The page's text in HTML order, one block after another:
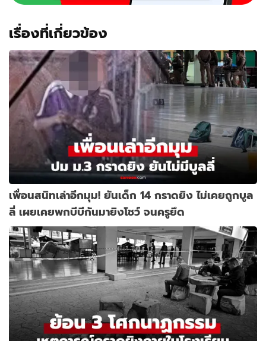
เรื่องที่เกี่ยวข้อง
เพื่อนสนิทเล่าอีกมุม! ยันเด็ก 14 กราดยิง ไม่เคยถูกบูล
ลี่ เผยเคยพกบีบีกันมายิงโชว์ จนครูยึด